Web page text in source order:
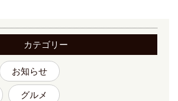
カテゴリー
お知らせ
グルメ